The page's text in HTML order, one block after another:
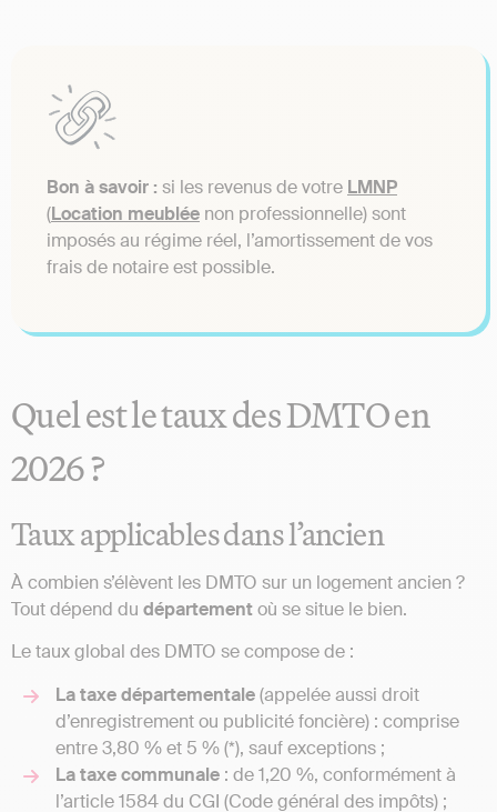
Bon à savoir : si les revenus de votre LMNP
(Location meublée non professionnelle) sont
imposés au régime réel, l’amortissement de vos
frais de notaire est possible.
Quel est le taux des DMTO en
2026 ?
Taux applicables dans l’ancien
À combien s’élèvent les DMTO sur un logement ancien ?
Tout dépend du départementoù se situe le bien.
Le taux global des DMTO se compose de :
La taxe départementale(appelée aussi droit
d’enregistrement ou publicité foncière) : comprise
entre 3,80 % et 5 % (*), sauf exceptions ;
La taxe communale : de 1,20 %, conformément à
l’article 1584 du CGI (Code général des impôts) ;